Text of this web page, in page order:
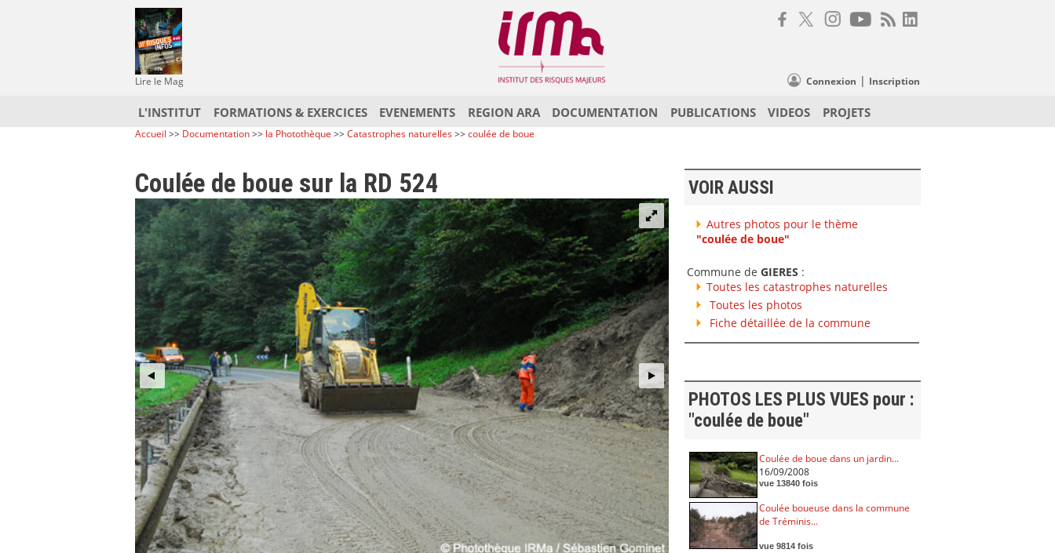
Lire le Mag Connexion | Inscription
L'INSTITUT FORMATIONS & EXERCICES EVENEMENTS REGION ARA DOCUMENTATION PUBLICATIONS VIDEOS PROJETS
Accueil >> Documentation>> la Photothèque >>Catastrophes naturelles>>coulée de boue
Coulée de boue sur la RD 524 VOIR AUSSI
Autres photos pour le thème
"coulée de boue"
Commune de GIERES :
Toutes les catastrophes naturelles
Toutes les photos
Fiche détaillée de la commune
PHOTOS LES PLUS VUES pour :
"coulée de boue"
Coulée de boue dans un jardin...
16/09/2008
vue 13840 fois
Coulée boueuse dans la commune
de Tréminis...
vue 9814 fois